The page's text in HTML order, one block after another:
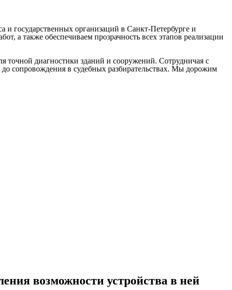
и государственных организаций в Санкт-Петербурге и
а также обеспечиваем прозрачность всех этапов реализации
точной диагностики зданий и сооружений. Сотрудничая с
сопровождения в судебных разбирательствах. Мы дорожим
возможности устройства в ней